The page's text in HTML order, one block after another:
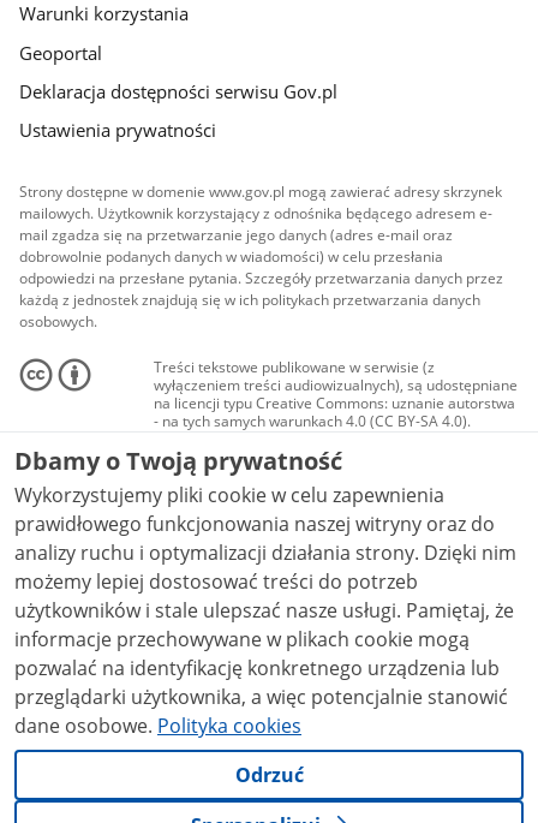
Warunki korzystania
Geoportal
Deklaracja dostępności serwisu Gov.pl
Ustawienia prywatności
Strony dostępne w domenie www.gov.pl mogą zawierać adresy skrzynek
mailowych. Użytkownik korzystający z odnośnika będącego adresem e-
mail zgadza się na przetwarzanie jego danych (adres e-mail oraz
dobrowolnie podanych danych w wiadomości) w celu przesłania
odpowiedzi na przesłane pytania. Szczegóły przetwarzania danych przez
każdą z jednostek znajdują się w ich politykach przetwarzania danych
osobowych.
Treści tekstowe publikowane w serwisie (z
wyłączeniem treści audiowizualnych), są udostępniane
na licencji typu Creative Commons: uznanie autorstwa
- na tych samych warunkach 4.0 (CC BY-SA 4.0).
Materiały audiowizualne, w tym zdjęcia, materiały
audio i wideo, są udostępniane na licencji typu
Creative Commons: uznanie autorstwa użycie
niekomercyjne - bez utworów zależnych 4.0 (CC BY-
NC-ND 4.0), o ile nie jest to stwierdzone inaczej.
Dbamy o Twoją prywatność
Wykorzystujemy pliki cookie w celu zapewnienia
prawidłowego funkcjonowania naszej witryny oraz do
analizy ruchu i optymalizacji działania strony. Dzięki nim
możemy lepiej dostosować treści do potrzeb
użytkowników i stale ulepszać nasze usługi. Pamiętaj, że
informacje przechowywane w plikach cookie mogą
pozwalać na identyfikację konkretnego urządzenia lub
przeglądarki użytkownika, a więc potencjalnie stanowić
dane osobowe. Polityka cookies
Odrzuć